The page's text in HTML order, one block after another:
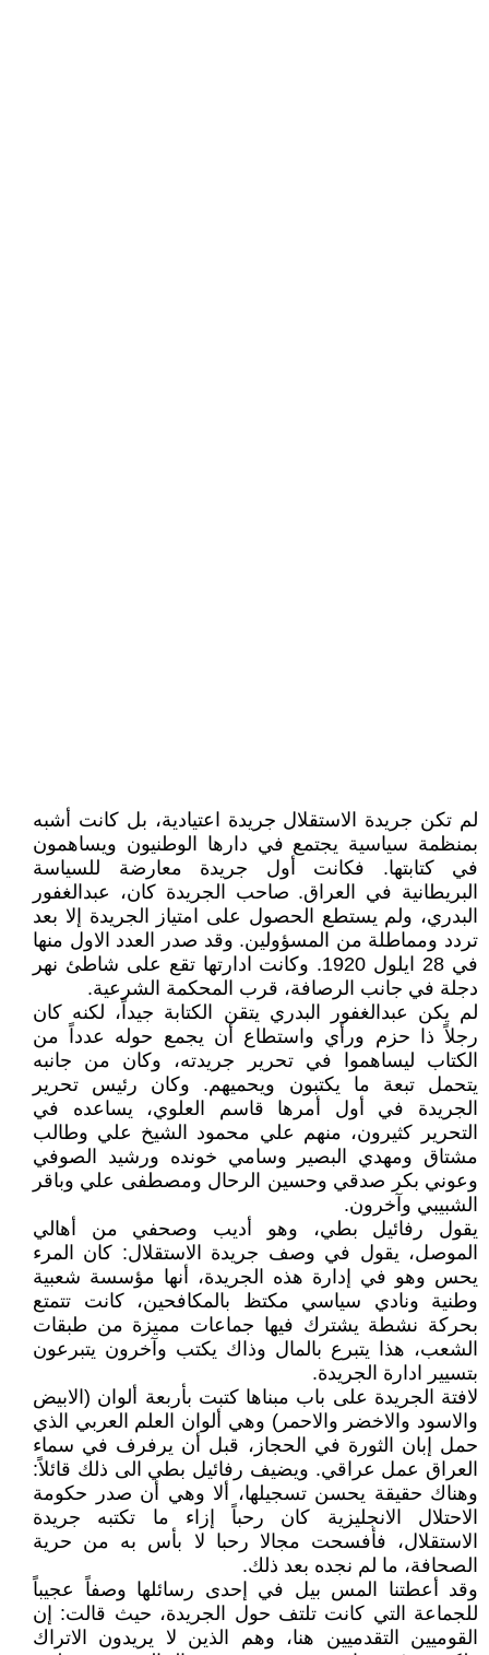
لم تكن جريدة الاستقلال جريدة اعتيادية، بل كانت أشبه
بمنظمة سياسية يجتمع في دارها الوطنيون ويساهمون
في كتابتها. فكانت أول جريدة معارضة للسياسة
البريطانية في العراق. صاحب الجريدة كان، عبدالغفور
البدري، ولم يستطع الحصول على امتياز الجريدة إلا بعد
تردد ومماطلة من المسؤولين. وقد صدر العدد الاول منها
في 28 ايلول 1920. وكانت ادارتها تقع على شاطئ نهر
دجلة في جانب الرصافة، قرب المحكمة الشرعية.
لم يكن عبدالغفور البدري يتقن الكتابة جيداً، لكنه كان
رجلاً ذا حزم ورأي واستطاع أن يجمع حوله عدداً من
الكتاب ليساهموا في تحرير جريدته، وكان من جانبه
يتحمل تبعة ما يكتبون ويحميهم. وكان رئيس تحرير
الجريدة في أول أمرها قاسم العلوي، يساعده في
التحرير كثيرون، منهم علي محمود الشيخ علي وطالب
مشتاق ومهدي البصير وسامي خونده ورشيد الصوفي
وعوني بكر صدقي وحسين الرحال ومصطفى علي وباقر
الشبيبي وآخرون.
يقول رفائيل بطي، وهو أديب وصحفي من أهالي
الموصل، يقول في وصف جريدة الاستقلال: كان المرء
يحس وهو في إدارة هذه الجريدة، أنها مؤسسة شعبية
وطنية ونادي سياسي مكتظ بالمكافحين، كانت تتمتع
بحركة نشطة يشترك فيها جماعات مميزة من طبقات
الشعب، هذا يتبرع بالمال وذاك يكتب وآخرون يتبرعون
بتسيير ادارة الجريدة.
لافتة الجريدة على باب مبناها كتبت بأربعة ألوان (الابيض
والاسود والاخضر والاحمر) وهي ألوان العلم العربي الذي
حمل إبان الثورة في الحجاز، قبل أن يرفرف في سماء
العراق عمل عراقي. ويضيف رفائيل بطي الى ذلك قائلاً:
وهناك حقيقة يحسن تسجيلها، ألا وهي أن صدر حكومة
الاحتلال الانجليزية كان رحباً إزاء ما تكتبه جريدة
الاستقلال، فأفسحت مجالا رحبا لا بأس به من حرية
الصحافة، ما لم نجده بعد ذلك.
وقد أعطتنا المس بيل في إحدى رسائلها وصفاً عجيباً
للجماعة التي كانت تلتف حول الجريدة، حيث قالت: إن
القوميين التقدميين هنا، وهم الذين لا يريدون الاتراك